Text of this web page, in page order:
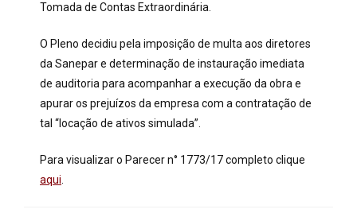
Tomada de Contas Extraordinária.
O Pleno decidiu pela imposição de multa aos diretores
da Sanepar e determinação de instauração imediata
de auditoria para acompanhar a execução da obra e
apurar os prejuízos da empresa com a contratação de
tal “locação de ativos simulada”.
Para visualizar o Parecer n° 1773/17 completo clique
aqui